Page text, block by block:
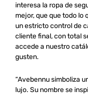
interesa la ropa de
mejor, que que todo lo
un estricto control de
cliente final, con total
accede a nuestro
gusten.
“Avebennu simboliza
lujo. Su nombre se